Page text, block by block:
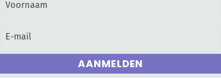
AANMELDEN